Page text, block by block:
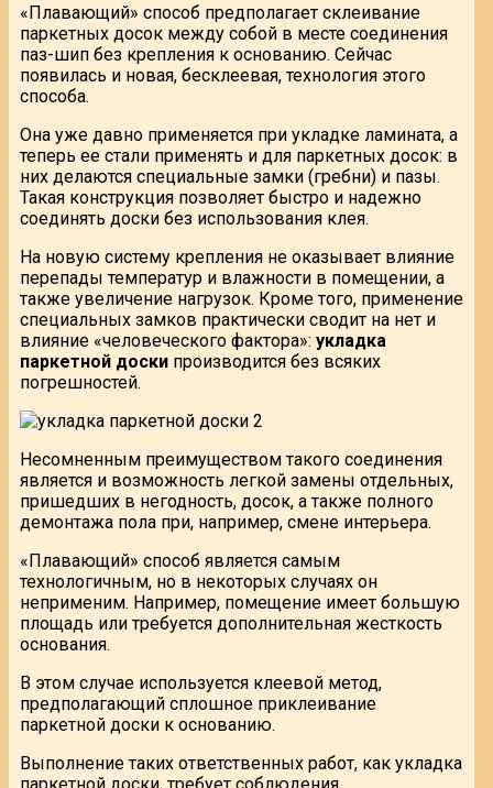
«Плавающий» способ предполагает склеивание
паркетных досок между собой в месте соединения
паз-шип без крепления к основанию. Сейчас
появилась и новая, бесклеевая, технология этого
способа.
Она уже давно применяется при укладке ламината, а
теперь ее стали применять и для паркетных досок: в
них делаются специальные замки (гребни) и пазы.
Такая конструкция позволяет быстро и надежно
соединять доски без использования клея.
На новую систему крепления не оказывает влияние
перепады температур и влажности в помещении, а
также увеличение нагрузок. Кроме того, применение
специальных замков практически сводит на нет и
влияние «человеческого фактора»: укладка
паркетной доски производится без всяких
погрешностей.
Несомненным преимуществом такого соединения
является и возможность легкой замены отдельных,
пришедших в негодность, досок, а также полного
демонтажа пола при, например, смене интерьера.
«Плавающий» способ является самым
технологичным, но в некоторых случаях он
неприменим. Например, помещение имеет большую
площадь или требуется дополнительная жесткость
основания.
В этом случае используется клеевой метод,
предполагающий сплошное приклеивание
паркетной доски к основанию.
Выполнение таких ответственных работ, как укладка